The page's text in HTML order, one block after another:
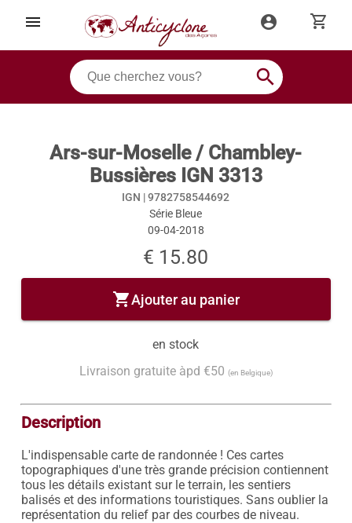
menu account_circle shopping_cart
search
Ars-sur-Moselle / Chambley-
Bussières IGN 3313
IGN |9782758544692
Série Bleue
09-04-2018
€ 15.80
shopping_cartAjouter au panier
en stock
Livraison gratuite àpd €50 (en Belgique)
Description
L'indispensable carte de randonnée ! Ces cartes
topographiques d'une très grande précision contiennent
tous les détails existant sur le terrain, les sentiers
balisés et des informations touristiques. Sans oublier la
représentation du relief par des courbes de niveau.